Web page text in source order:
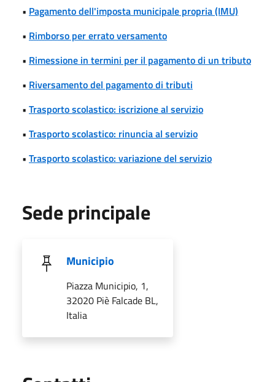
• Pagamento dell'imposta municipale propria (IMU)
• Rimborso per errato versamento
• Rimessione in termini per il pagamento di un tributo
• Riversamento del pagamento di tributi
• Trasporto scolastico: iscrizione al servizio
• Trasporto scolastico: rinuncia al servizio
• Trasporto scolastico: variazione del servizio
Sede principale
Municipio
Piazza Municipio, 1,
32020 Piè Falcade BL,
Italia